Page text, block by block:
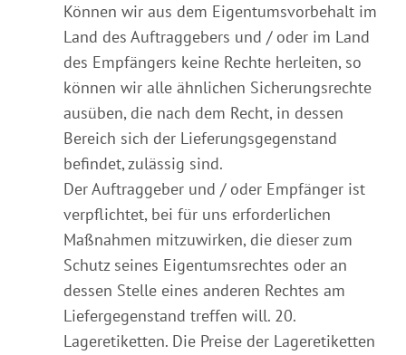
Können wir aus dem Eigentumsvorbehalt im
Land des Auftraggebers und / oder im Land
des Empfängers keine Rechte herleiten, so
können wir alle ähnlichen Sicherungsrechte
ausüben, die nach dem Recht, in dessen
Bereich sich der Lieferungsgegenstand
befindet, zulässig sind.
Der Auftraggeber und / oder Empfänger ist
verpflichtet, bei für uns erforderlichen
Maßnahmen mitzuwirken, die dieser zum
Schutz seines Eigentumsrechtes oder an
dessen Stelle eines anderen Rechtes am
Liefergegenstand treffen will. 20.
Lageretiketten. Die Preise der Lageretiketten